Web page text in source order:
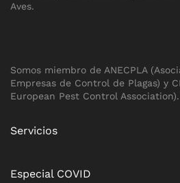
Aves.
Somos miembro de ANECPLA
Empresas de Control de Plagas) y
European Pest Control Association).
Servicios
Especial COVID